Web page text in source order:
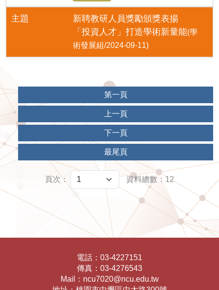
主題
新聘教研人員獎勵頒獎表揚
「投資人才」打造學術新量能(學
術發展組/2024-09-11)
第一頁
上一頁
下一頁
最尾頁
頁次： 資料總數：12
電話： 03-4227151
傳真： 03-4276543
Mail： ncu7020@ncu.edu.tw